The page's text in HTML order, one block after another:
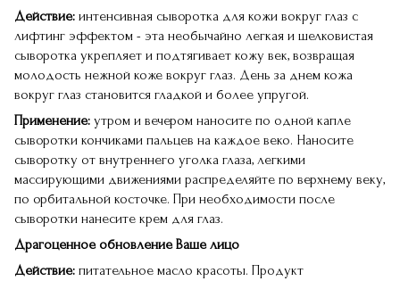
Действие: интенсивная сыворотка для кожи вокруг глаз с
лифтинг эффектом - эта необычайно легкая и шелковистая
сыворотка укрепляет и подтягивает кожу век, возвращая
молодость нежной коже вокруг глаз. День за днем кожа
вокруг глаз становится гладкой и более упругой.
Применение: утром и вечером наносите по одной капле
сыворотки кончиками пальцев на каждое веко. Наносите
сыворотку от внутреннего уголка глаза, легкими
массирующими движениями распределяйте по верхнему веку,
по орбитальной косточке. При необходимости после
сыворотки нанесите крем для глаз.
Драгоценное обновление Ваше лицо
Действие: питательное масло красоты. Продукт